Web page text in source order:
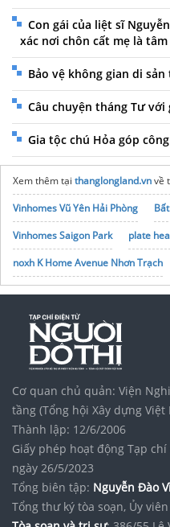
Con gái của liệt sĩ
xác nơi chôn cất mẹ là
Bảo vệ không gian di
Câu chuyện tháng Tư với
Gia tộc chú Hỏa góp
Xem thêm tại thanglongland.vnvề
Vinhomes Vũ Yên Hải Phòng
Vinhomes Saigon Park
plate
noxh K Home Avenue Nhơn Trạch
bơm định lượng FG
Cơ quan chủ quản: Viện
tầng (Tổng hội Xây dựng Việt
Thành lập: 12/6/2006
Giấy phép hoạt động Tạp chí
ngày 26/5/2023
Tổng biên tập: Nguyễn Đào
Tổng thư ký tòa soạn, Ủy